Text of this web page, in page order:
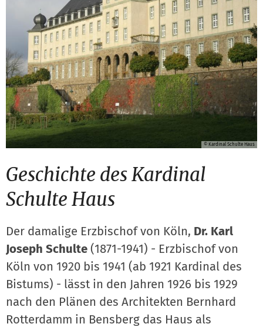
© Kardinal Schulte Haus
Geschichte des Kardinal
Schulte Haus
Der damalige Erzbischof von Köln, Dr. Karl
Joseph Schulte (1871-1941) - Erzbischof von
Köln von 1920 bis 1941 (ab 1921 Kardinal des
Bistums) - lässt in den Jahren 1926 bis 1929
nach den Plänen des Architekten Bernhard
Rotterdamm in Bensberg das Haus als